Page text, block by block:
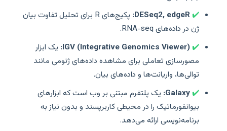
✔️
DESeq2, edgeR:
پکیج‌های R برای تحلیل تفاوت بیان
ژن در داده‌های RNA-seq.
✔️
IGV (Integrative Genomics Viewer): یک ابزار
مصورسازی تعاملی برای مشاهده داده‌های ژنومی مانند
توالی‌ها، واریانت‌ها و داده‌های بیان.
✔️
Galaxy: یک پلتفرم مبتنی بر وب است که ابزارهای
بیوانفورماتیک را در محیطی کاربرپسند و بدون نیاز به
برنامه‌نویسی ارائه می‌دهد.